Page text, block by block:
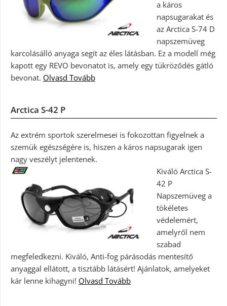
a káros
napsugarakat és
az Arctica S-74 D
napszemüveg
karcolásálló anyaga segít az éles látásban. Ez a modell még
kapott egy REVO bevonatot is, amely egy tükröződés gátló
bevonat. Olvasd Tovább
Arctica S-42 P
Az extrém sportok szerelmesei is fokozottan figyelnek a
szemük egészségére is, hiszen a káros napsugarak igen
nagy veszélyt jelentenek.
Kiváló Arctica S-
42 P
Napszemüveg a
tökéletes
védelemért,
amelyről nem
szabad
megfeledkezni. Kiváló, Anti-fog párásodás mentesítő
anyaggal ellátott, a tisztább látásért! Ajánlatok, amelyeket
kár lenne kihagyni! Olvasd Tovább